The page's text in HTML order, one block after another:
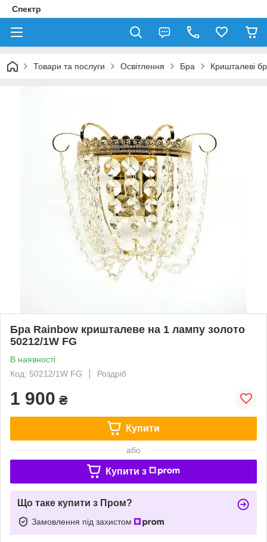
Спектр
Товари та послуги Освітлення Бра Кришталеві
Бра Rainbow кришталеве на 1 лампу золото
50212/1W FG
В наявності
Код: 50212/1W FG
Роздріб
1 900 ₴
Купити
або
Купити з
Що таке купити з Пром?
Замовлення під захистом